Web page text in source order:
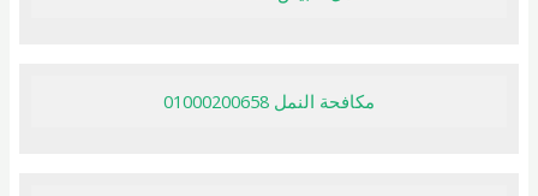
مكافحة النمل 01000200658